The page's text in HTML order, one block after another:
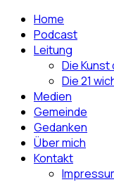
Home
Podcast
Leitung
Die
Die 21
Medien
Gemeinde
Gedanken
Über mich
Kontakt